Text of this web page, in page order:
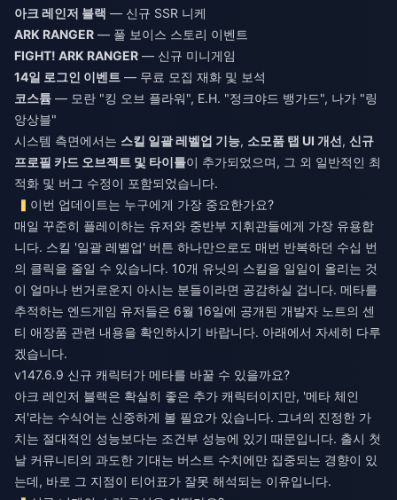
아크 레인저 블랙 — 신규 SSR 니케
ARK RANGER — 풀 보이스 스토리 이벤트
FIGHT! ARK RANGER — 신규 미니게임
14일 로그인 이벤트 — 무료 모집 재화 및 보석
코스튬 — 모란 "킹 오브 플라워", E.H. "정크야드 뱅가드", 나가 "링
앙상블"
시스템 측면에서는 스킬 일괄 레벨업 기능, 소모품 탭 UI 개선, 신규
프로필 카드 오브젝트 및 타이틀이 추가되었으며, 그 외 일반적인 최
적화 및 버그 수정이 포함되었습니다.
이번 업데이트는 누구에게 가장 중요한가요?
매일 꾸준히 플레이하는 유저와 중반부 지휘관들에게 가장 유용합
니다. 스킬 '일괄 레벨업' 버튼 하나만으로도 매번 반복하던 수십 번
의 클릭을 줄일 수 있습니다. 10개 유닛의 스킬을 일일이 올리는 것
이 얼마나 번거로운지 아시는 분들이라면 공감하실 겁니다. 메타를
추적하는 엔드게임 유저들은 6월 16일에 공개된 개발자 노트의 센
티 애장품 관련 내용을 확인하시기 바랍니다. 아래에서 자세히 다루
겠습니다.
v147.6.9 신규 캐릭터가 메타를 바꿀 수 있을까요?
아크 레인저 블랙은 확실히 좋은 추가 캐릭터이지만, '메타 체인
저'라는 수식어는 신중하게 볼 필요가 있습니다. 그녀의 진정한 가
치는 절대적인 성능보다는 조건부 성능에 있기 때문입니다. 출시 첫
날 커뮤니티의 과도한 기대는 버스트 수치에만 집중되는 경향이 있
는데, 바로 그 지점이 티어표가 잘못 해석되는 이유입니다.